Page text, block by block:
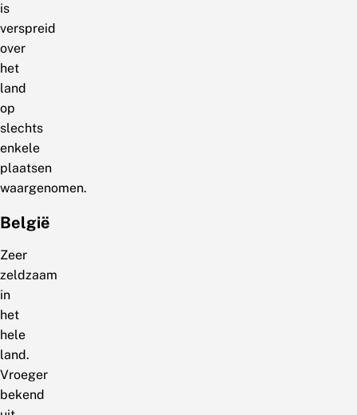
is
verspreid
over
het
land
op
slechts
enkele
plaatsen
waargenomen.
België
Zeer
zeldzaam
in
het
hele
land.
Vroeger
bekend